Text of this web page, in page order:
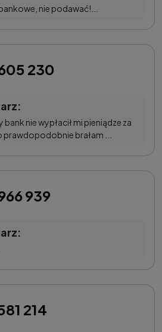
nie podawać!...
230
nie wypłacił mi pieniądze za
brałam ...
939
214